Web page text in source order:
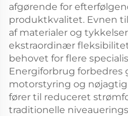
afgørende for
produktkvalitet. Evnen
af materialer og
ekstraordinær
behovet for flere
Energiforbrug
motorstyring og
fører til reduceret
traditionelle